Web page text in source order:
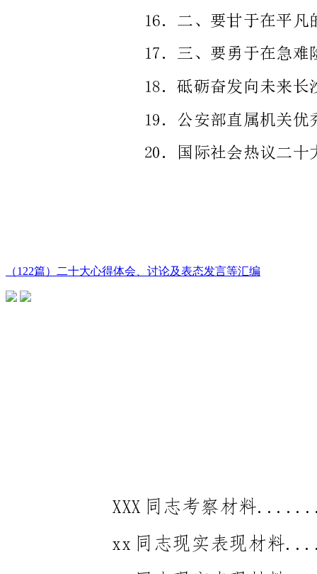
（122篇）二十大心得体会、讨论及表态发言等汇编